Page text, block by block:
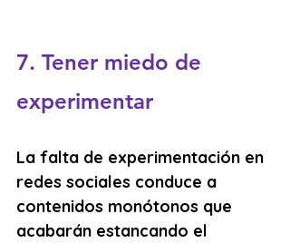
7. Tener miedo de
experimentar
La falta de experimentación en
redes sociales conduce a
contenidos monótonos que
acabarán estancando el